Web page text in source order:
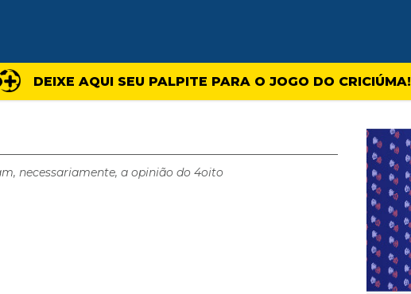
DEIXE AQUI SEU PALPITE PARA O JOGO DO CRICIÚMA!
necessariamente, a opinião do 4oito